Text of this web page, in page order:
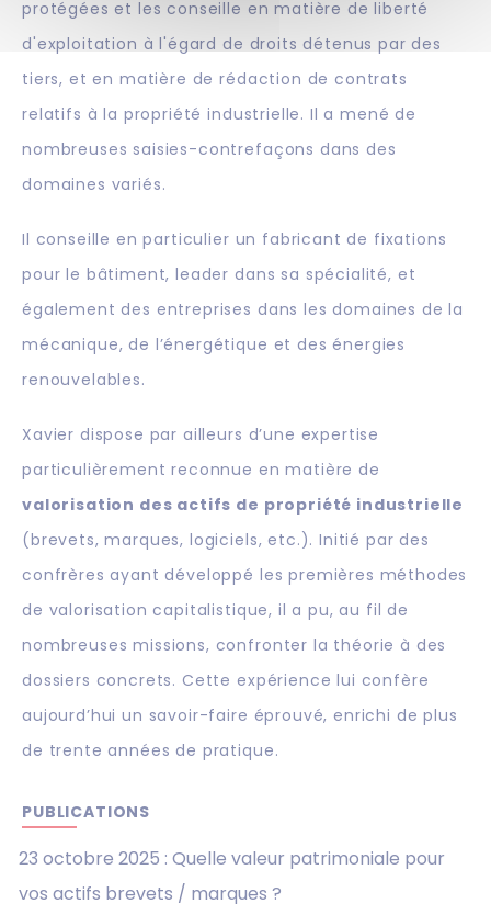
protégées et les conseille en matière de liberté
d'exploitation à l'égard de droits détenus par des
tiers, et en matière de rédaction de contrats
relatifs à la propriété industrielle. Il a mené de
nombreuses saisies-contrefaçons dans des
domaines variés.
Il conseille en particulier un fabricant de fixations
pour le bâtiment, leader dans sa spécialité, et
également des entreprises dans les domaines de la
mécanique, de l’énergétique et des énergies
renouvelables.
Xavier dispose par ailleurs d’une expertise
particulièrement reconnue en matière de
valorisation des actifs de propriété industrielle
(brevets, marques, logiciels, etc.). Initié par des
confrères ayant développé les premières méthodes
de valorisation capitalistique, il a pu, au fil de
nombreuses missions, confronter la théorie à des
dossiers concrets. Cette expérience lui confère
aujourd’hui un savoir-faire éprouvé, enrichi de plus
de trente années de pratique.
PUBLICATIONS
23 octobre 2025 : Quelle valeur patrimoniale pour
vos actifs brevets / marques ?